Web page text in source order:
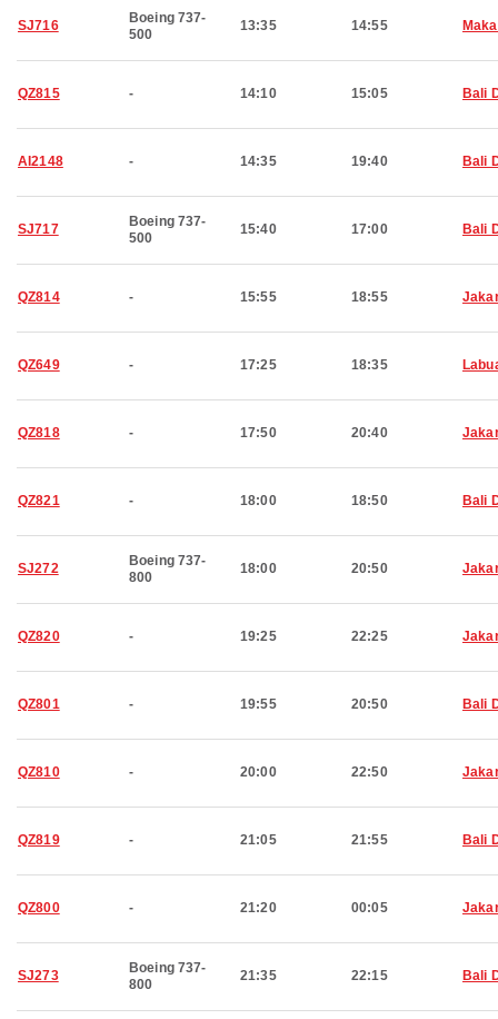
SJ716
Boeing 737-
500
13:35 14:55
QZ815 - 14:10 15:05 Bali
AI2148 - 14:35 19:40 Bali
SJ717
Boeing 737-
500
15:40 17:00 Bali
QZ814 - 15:55 18:55
QZ649 - 17:25 18:35
QZ818 - 17:50 20:40
QZ821 - 18:00 18:50 Bali
SJ272
Boeing 737-
800
18:00 20:50
QZ820 - 19:25 22:25
QZ801 - 19:55 20:50 Bali
QZ810 - 20:00 22:50
QZ819 - 21:05 21:55 Bali
QZ800 - 21:20 00:05
SJ273
Boeing 737-
800
21:35 22:15 Bali